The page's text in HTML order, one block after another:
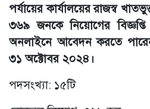
পর্যায়ের কার্যালয়ের রাজস্ব
৩৬৯ জনকে নিয়োগের বিজ্ঞপ্তি
অনলাইনে আবেদন করতে
৩১ অক্টোবর ২০২৪।
পদসংখ্যা: ১৫টি